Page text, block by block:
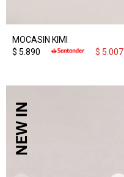
MOCASIN KIMI
$ 5.890 $ 5.007